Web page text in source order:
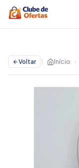
Voltar Início ›